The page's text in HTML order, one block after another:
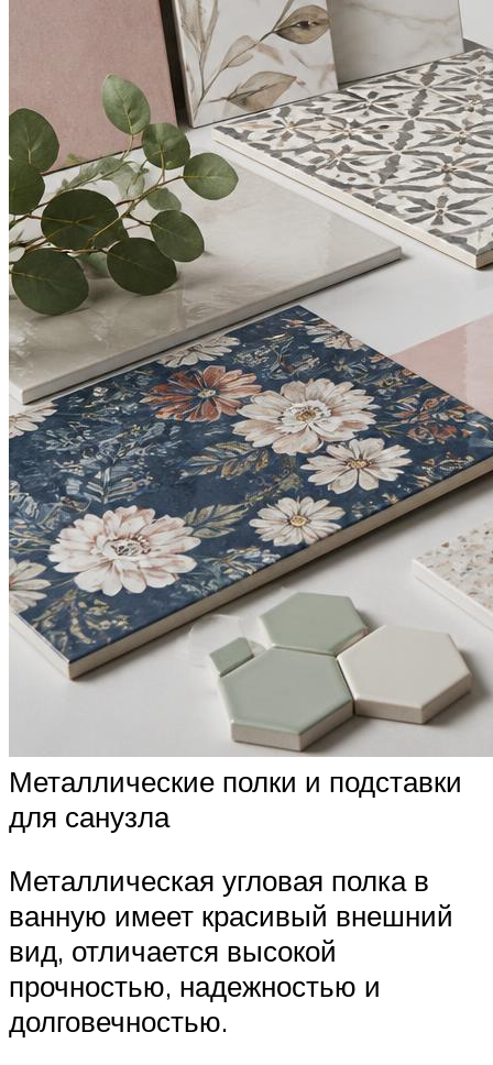
Металлические полки и подставки
для санузла
Металлическая угловая полка в
ванную имеет красивый внешний
вид, отличается высокой
прочностью, надежностью и
долговечностью.